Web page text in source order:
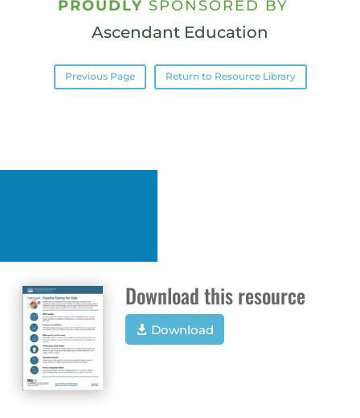
PROUDLY SPONSORED BY
Ascendant Education
Previous Page Return to Resource Library
Download this resource
Download